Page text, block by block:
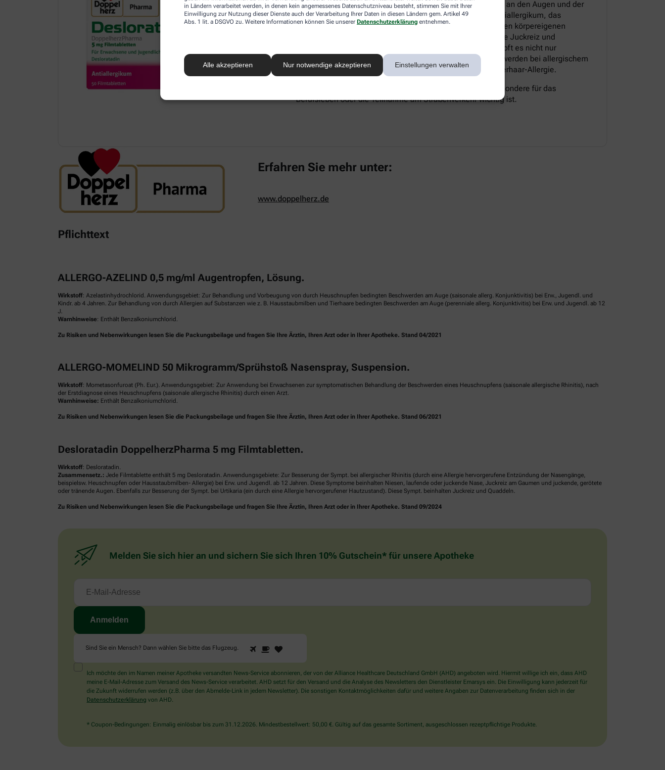
in Ländern verarbeitet werden, in denen kein angemessenes Datenschutzniveau besteht, stimmen Sie mit Ihrer
Einwilligung zur Nutzung dieser Dienste auch der Verarbeitung Ihrer Daten in diesen Ländern gem. Artikel 49
Abs. 1 lit. a DSGVO zu. Weitere Informationen können Sie unserer Datenschutzerklärung entnehmen.
Alle akzeptieren Nur notwendige akzeptieren Einstellungen verwalten
Neben den beiden lokal wirkenden Arzneimitteln, die direkt an den Augen und der
Nase für Linderung sorgen, gibt es mit Desloratadin ein Antiallergikum, das
systemisch – also im ganzen Körper – aktiv ist. Es hemmt den körpereigenen
Botenstoff Histamin, der für allergie-typische Symptome wie Juckreiz und
Schwellungen verantwortlich ist. Aus diesem Grund bekämpft es nicht nur
Heuschnupfen-Symptome, sondern lindert auch die Beschwerden bei allergischem
Hautausschlag (Urtikaria), und Hausstaubmilben- sowie Tierhaar-Allergie.
Desloratadin macht nicht müde, was insbesondere für das
Berufsleben oder die Teilnahme am Straßenverkehr wichtig ist.
Erfahren Sie mehr unter:
www.doppelherz.de
Pflichttext
ALLERGO-AZELIND 0,5 mg/ml Augentropfen, Lösung.
Wirkstoff: Azelastinhydrochlorid. Anwendungsgebiet: Zur Behandlung und Vorbeugung von durch Heuschnupfen bedingten Beschwerden am Auge (saisonale allerg. Konjunktivitis) bei Erw., Jugendl. und
Kindr. ab 4 Jahren. Zur Behandlung von durch Allergien auf Substanzen wie z. B. Hausstaubmilben und Tierhaare bedingten Beschwerden am Auge (perenniale allerg. Konjunktivitis) bei Erw. und Jugendl. ab 12
J.
Warnhinweise: Enthält Benzalkoniumchlorid.
Zu Risiken und Nebenwirkungen lesen Sie die Packungsbeilage und fragen Sie Ihre Ärztin, Ihren Arzt oder in Ihrer Apotheke. Stand 04/2021
ALLERGO-MOMELIND 50 Mikrogramm/Sprühstoß Nasenspray, Suspension.
Wirkstoff: Mometasonfuroat (Ph. Eur.). Anwendungsgebiet: Zur Anwendung bei Erwachsenen zur symptomatischen Behandlung der Beschwerden eines Heuschnupfens (saisonale allergische Rhinitis), nach
der Erstdiagnose eines Heuschnupfens (saisonale allergische Rhinitis) durch einen Arzt.
Warnhinweise: Enthält Benzalkoniumchlorid.
Zu Risiken und Nebenwirkungen lesen Sie die Packungsbeilage und fragen Sie Ihre Ärztin, Ihren Arzt oder in Ihrer Apotheke. Stand 06/2021
Desloratadin DoppelherzPharma 5 mg Filmtabletten.
Wirkstoff: Desloratadin.
Zusammensetz.: Jede Filmtablette enthält 5 mg Desloratadin. Anwendungsgebiete: Zur Besserung der Sympt. bei allergischer Rhinitis (durch eine Allergie hervorgerufene Entzündung der Nasengänge,
beispielsw. Heuschnupfen oder Hausstaubmilben- Allergie) bei Erw. und Jugendl. ab 12 Jahren. Diese Symptome beinhalten Niesen, laufende oder juckende Nase, Juckreiz am Gaumen und juckende, gerötete
oder tränende Augen. Ebenfalls zur Besserung der Sympt. bei Urtikaria (ein durch eine Allergie hervorgerufener Hautzustand). Diese Sympt. beinhalten Juckreiz und Quaddeln.
Zu Risiken und Nebenwirkungen lesen Sie die Packungsbeilage und fragen Sie Ihre Ärztin, Ihren Arzt oder in Ihrer Apotheke. Stand 09/2024
Melden Sie sich hier an und sichern Sie sich Ihren 10% Gutschein* für unsere Apotheke
Sind Sie ein Mensch? Dann wählen Sie bitte das Flugzeug
Sind
Sie
Mensch?
Dann
wählen
Flugzeug.
1 2
Ich möchte den im Namen meiner Apotheke versandten News-Service abonnieren, der von der Alliance Healthcare Deutschland GmbH (AHD) angeboten wird. Hiermit willige ich ein, dass AHD
meine E-Mail-Adresse zum Versand des News-Service verarbeitet. AHD setzt für den Versand und die Analyse des Newsletters den Dienstleister Emarsys ein. Die Einwilligung kann jederzeit für
die Zukunft widerrufen werden (z.B. über den Abmelde-Link in jedem Newsletter). Die sonstigen Kontaktmöglichkeiten dafür und weitere Angaben zur Datenverarbeitung finden sich in der
Datenschutzerklärung von AHD.
* Coupon-Bedingungen: Einmalig einlösbar bis zum 31.12.2026. Mindestbestellwert: 50,00 €. Gültig auf das gesamte Sortiment, ausgeschlossen rezeptpflichtige Produkte.